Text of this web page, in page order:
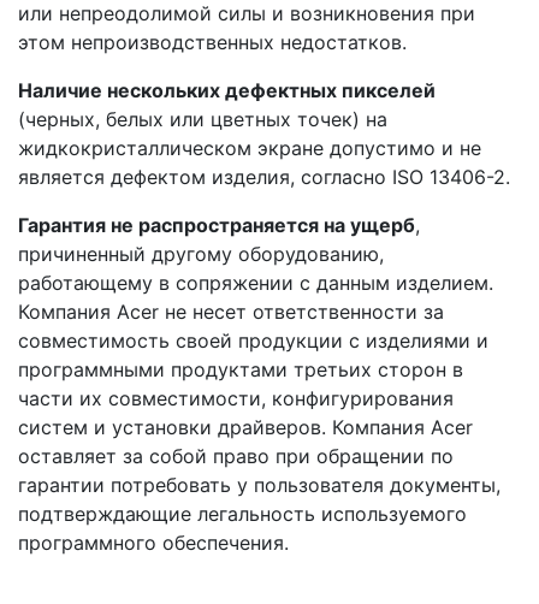
или непреодолимой силы и возникновения при
этом непроизводственных недостатков.
Наличие нескольких дефектных пикселей
(черных, белых или цветных точек) на
жидкокристаллическом экране допустимо и не
является дефектом изделия, согласно ISO 13406-2.
Гарантия не распространяется на ущерб,
причиненный другому оборудованию,
работающему в сопряжении с данным изделием.
Компания Acer не несет ответственности за
совместимость своей продукции с изделиями и
программными продуктами третьих сторон в
части их совместимости, конфигурирования
систем и установки драйверов. Компания Acer
оставляет за собой право при обращении по
гарантии потребовать у пользователя документы,
подтверждающие легальность используемого
программного обеспечения.